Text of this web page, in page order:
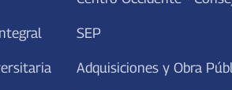
SEP
Adquisiciones y Obra